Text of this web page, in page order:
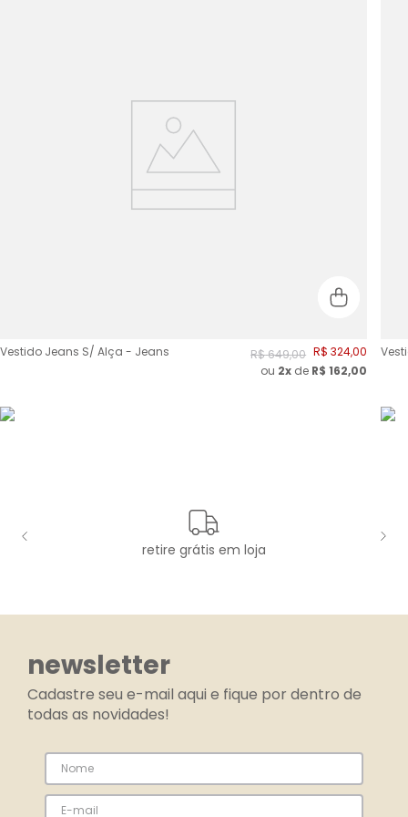
Vestido Jeans S/ Alça - Jeans R$649,00 R$ 324,00
ou 2x de R$162,00
retire grátis em loja
newsletter
Cadastre seu e-mail aqui e fique por dentro de
todas as novidades!